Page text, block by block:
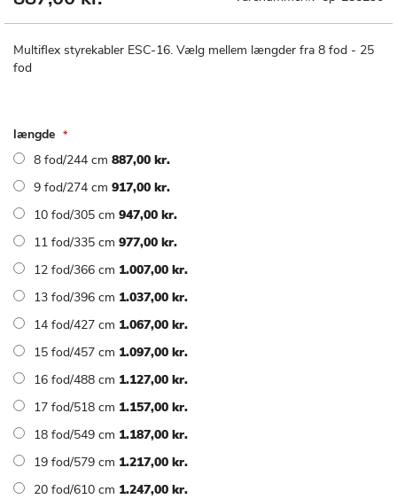
Multiflex styrekabler ESC-16. Vælg mellem længder fra 8 fod - 25
fod
længde
8 fod/244 cm 887,00 kr.
9 fod/274 cm 917,00 kr.
10 fod/305 cm 947,00 kr.
11 fod/335 cm 977,00 kr.
12 fod/366 cm 1.007,00 kr.
13 fod/396 cm 1.037,00 kr.
14 fod/427 cm 1.067,00 kr.
15 fod/457 cm 1.097,00 kr.
16 fod/488 cm 1.127,00 kr.
17 fod/518 cm 1.157,00 kr.
18 fod/549 cm 1.187,00 kr.
19 fod/579 cm 1.217,00 kr.
20 fod/610 cm 1.247,00 kr.
af
billedgalleriet